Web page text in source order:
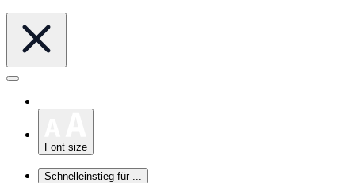
Font size
Schnelleinstieg für ...